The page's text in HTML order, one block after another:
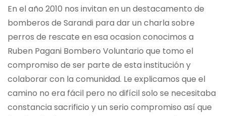
En el año 2010 nos invitan en un destacamento de
bomberos de Sarandi para dar un charla sobre
perros de rescate en esa ocasion conocimos a
Ruben Pagani Bombero Voluntario que tomo el
compromiso de ser parte de esta institución y
colaborar con la comunidad. Le explicamos que el
camino no era fácil pero no difícil solo se necesitaba
constancia sacrificio y un serio compromiso así que